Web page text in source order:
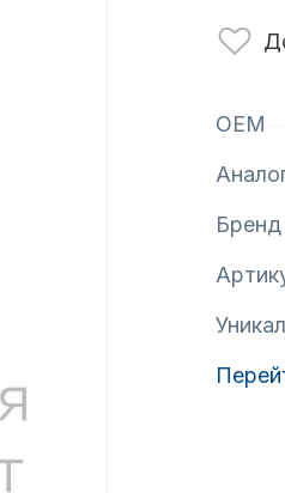
Запчасти для ПЛМ
Дистанционное
OEM
Бренд